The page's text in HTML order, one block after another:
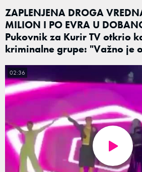
ZAPLENJENA DROGA
MILION I PO EVRA U
Pukovnik za Kurir TV otkrio
kriminalne grupe: "Važno je
02:36